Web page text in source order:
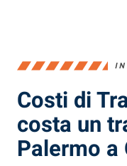
Costi di
costa un
Palermo a